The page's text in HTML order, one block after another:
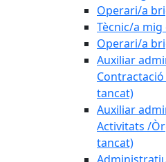
Operari/a
Tècnic/a
Operari/a
Auxiliar
tancat)
Auxiliar
Activitats /
tancat)